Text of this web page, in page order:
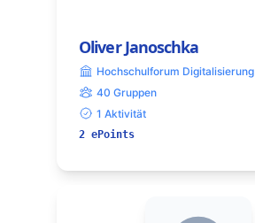
Oliver Janoschka
Hochschulforum Digitalisierung
40 Gruppen
1 Aktivität
2 ePoints